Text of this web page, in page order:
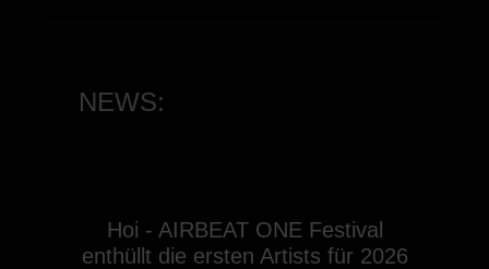
NEWS:
Hoi - AIRBEAT ONE Festival
enthüllt die ersten Artists für 2026